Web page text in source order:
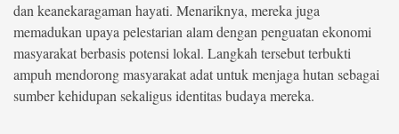
dan keanekaragaman hayati. Menariknya, mereka juga
memadukan upaya pelestarian alam dengan penguatan ekonomi
masyarakat berbasis potensi lokal. Langkah tersebut terbukti
ampuh mendorong masyarakat adat untuk menjaga hutan sebagai
sumber kehidupan sekaligus identitas budaya mereka.